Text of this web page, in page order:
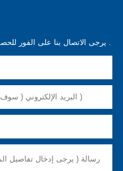
يرجى الاتصال بنا على الفور للحصول على مزيد من المعلومات حول خدماتنا .